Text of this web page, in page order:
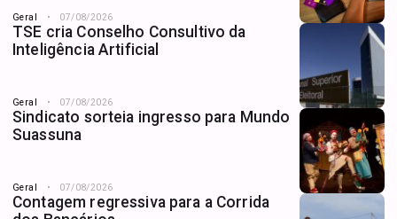
Geral 07/08/2026
TSE cria Conselho Consultivo da
Inteligência Artificial
Geral 07/08/2026
Sindicato sorteia ingresso para Mundo
Suassuna
Geral 07/08/2026
Contagem regressiva para a Corrida